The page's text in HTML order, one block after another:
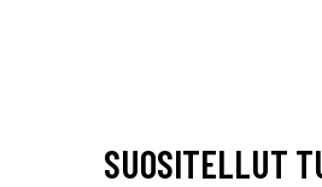
SUOSITELLUT